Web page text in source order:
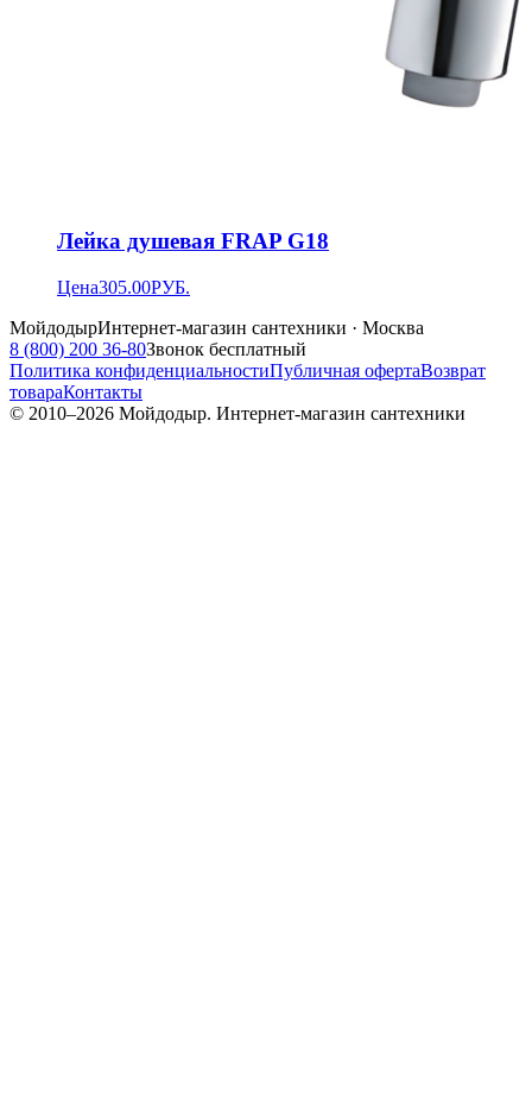
Лейка душевая FRAP G18
Цена305.00РУБ.
МойдодырИнтернет-магазин сантехники · Москва
8 (800) 200 36-80Звонок бесплатный
Политика конфиденциальностиПубличная офертаВозврат
товараКонтакты
© 2010–2026 Мойдодыр. Интернет-магазин сантехники